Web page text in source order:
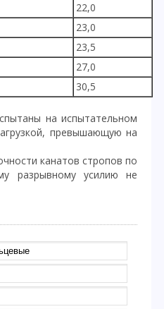
22,0
23,0
23,5
27,0
30,5
на испытательном
превышающую на
канатов стропов по
разрывному усилию не